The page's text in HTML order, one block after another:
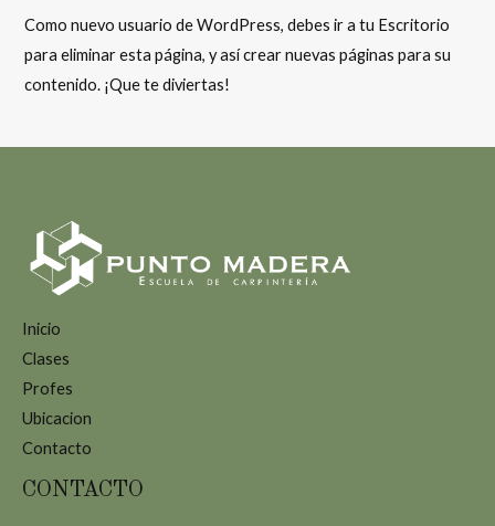
Como nuevo usuario de WordPress, debes ir atu Escritorio
para eliminar esta página, y así crear nuevas páginas para su
contenido. ¡Que te diviertas!
Inicio
Clases
Profes
Ubicacion
Contacto
CONTACTO